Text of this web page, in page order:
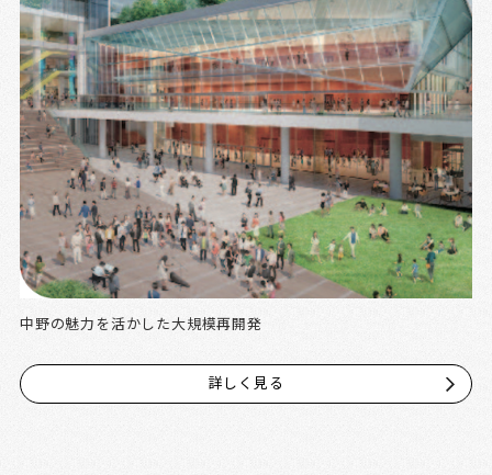
中野の魅力を活かした大規模再開発
詳しく見る